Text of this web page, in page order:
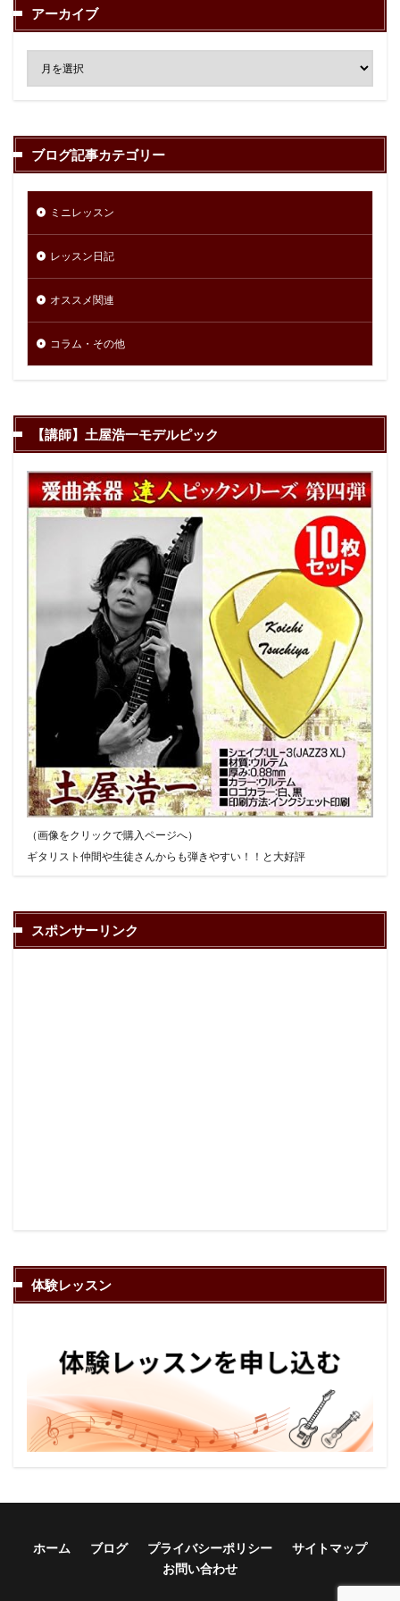
アーカイブ
ブログ記事カテゴリー
ミニレッスン
レッスン日記
オススメ関連
コラム・その他
【講師】土屋浩一モデルピック
（画像をクリックで購入ページへ）
ギタリスト仲間や生徒さんからも弾きやすい！！と大好評
スポンサーリンク
体験レッスン
ホーム ブログ プライバシーポリシー
サイトマップ
お問い合わせ